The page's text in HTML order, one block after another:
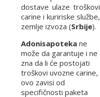
dostave ulaze troškovi
carine i kuririske službe,
zemlje izvoza (Srbije).
Adonisapoteka ne
može da garantuje i ne
zna da li će postojati
troškovi uvozne carine,
ovo zavisi od
specifičnosti paketa